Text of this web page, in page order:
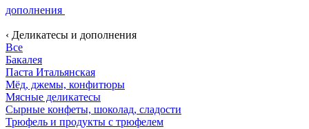
дополнения
‹ Деликатесы и дополнения
Все
Бакалея
Паста Итальянская
Мёд, джемы, конфитюры
Мясные деликатесы
Сырные конфеты, шоколад, сладости
Трюфель и продукты с трюфелем